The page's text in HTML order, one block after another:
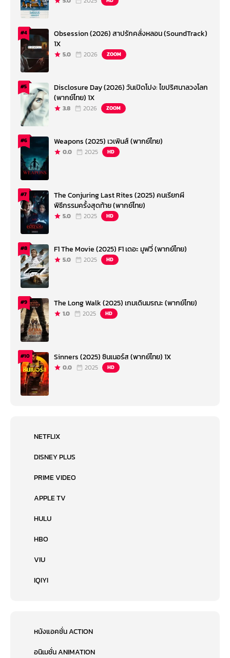
#4
Obsession (2026) สาปรักคลั่งหลอน (SoundTrack)
1X
5.0 2026 ZOOM
#5
Disclosure Day (2026) วันเปิดโปง: ไขปริศนาลวงโลก
(พากย์ไทย) 1X
3.8 2026 ZOOM
#6 Weapons (2025) เวเพินส์ (พากย์ไทย)
0.0 2025 HD
#7
The Conjuring Last Rites (2025) คนเรียกผี
พิธีกรรมครั้งสุดท้าย (พากย์ไทย)
5.0 2025 HD
#8 F1 The Movie (2025) F1 เดอะ มูฟวี่ (พากย์ไทย)
5.0 2025 HD
#9 The Long Walk (2025) เกมเดินมรณะ (พากย์ไทย)
1.0 2025 HD
#10 Sinners (2025) ซินเนอร์ส (พากย์ไทย) 1X
0.0 2025 HD
NETFLIX
DISNEY PLUS
PRIME VIDEO
APPLE TV
HULU
HBO
VIU
IQIYI
หนังแอคชั่น ACTION
อนิเมชั่น ANIMATION